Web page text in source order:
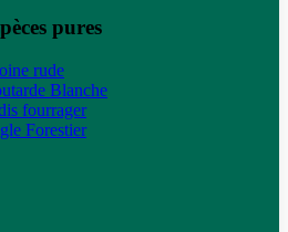
pures
rude
Blanche
fourrager
Forestier